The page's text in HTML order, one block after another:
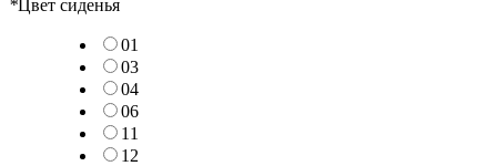
* Цвет сиденья
01
03
04
06
11
12